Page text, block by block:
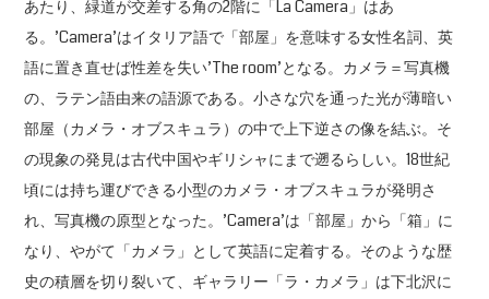
あたり、緑道が交差する角の2階に「La Camera」はあ
る。’Camera’はイタリア語で「部屋」を意味する女性名詞、英
語に置き直せば性差を失い’The room’となる。カメラ＝写真機
の、ラテン語由来の語源である。小さな穴を通った光が薄暗い
部屋（カメラ・オブスキュラ）の中で上下逆さの像を結ぶ。そ
の現象の発見は古代中国やギリシャにまで遡るらしい。18世紀
頃には持ち運びできる小型のカメラ・オブスキュラが発明さ
れ、写真機の原型となった。’Camera’は「部屋」から「箱」に
なり、やがて「カメラ」として英語に定着する。そのような歴
史の積層を切り裂いて、ギャラリー「ラ・カメラ」は下北沢に